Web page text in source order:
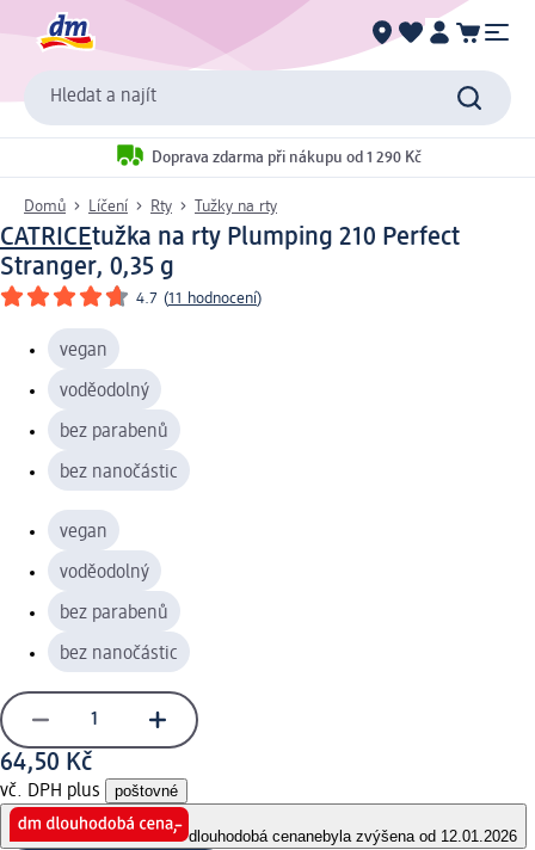
Hledat a najít
Doprava zdarma při nákupu od 1 290 Kč
Domů Líčení Rty Tužky na rty
CATRICEtužka na rty Plumping 210 Perfect
Stranger, 0,35 g
4.7 (11 hodnocení)
vegan
voděodolný
bez parabenů
bez nanočástic
vegan
voděodolný
bez parabenů
bez nanočástic
64,50 Kč
vč. DPH plus poštovné
dlouhodobá cenanebyla zvýšena od 12.01.2026